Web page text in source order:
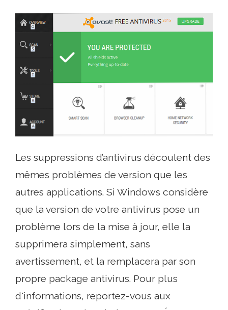
Les suppressions d’antivirus découlent des
mêmes problèmes de version que les
autres applications. Si Windows considère
que la version de votre antivirus pose un
problème lors de la mise à jour, elle la
supprimera simplement, sans
avertissement, et la remplacera par son
propre package antivirus. Pour plus
d'informations, reportez-vous aux